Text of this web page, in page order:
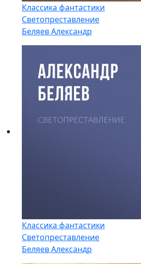
Классика фантастики
Светопреставление
Беляев Александр
Классика фантастики
Светопреставление
Беляев Александр